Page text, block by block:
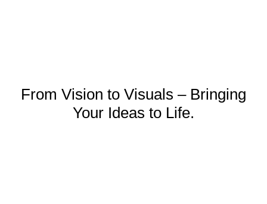
From Vision to Visuals – Bringing
Your Ideas to Life.